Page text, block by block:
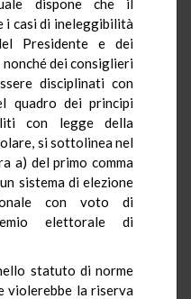
dispone che il
i casi di ineleggibilità
Presidente e dei
nonché dei consiglieri
disciplinati con
quadro dei principi
con legge della
si sottolinea nel
a) del primo comma
sistema di elezione
con voto di
elettorale di
statuto di norme
violerebbe la riserva